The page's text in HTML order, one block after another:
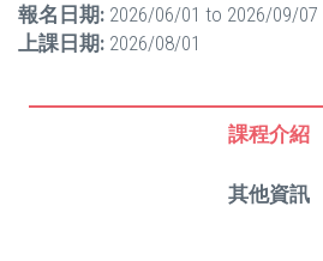
報名日期: 2026/06/01 to 2026/09/07
上課日期: 2026/08/01
課程介紹
其他資訊